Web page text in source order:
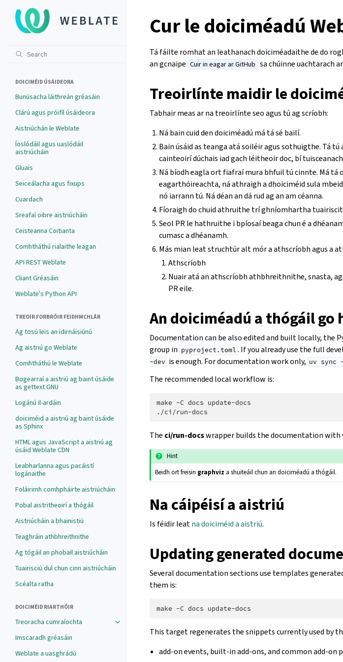
DOICIMÉID ÚSÁIDEORA
Bunúsacha láithreán gréasáin
Clárú agus próifíl úsáideora
Aistriúchán le Weblate
Íoslódáil agus uaslódáil
aistriúcháin
Gluais
Seiceálacha agus fixups
Cuardach
Sreafaí oibre aistriúcháin
Ceisteanna Coitianta
Comhtháthú rialaithe leagan
API REST Weblate
Cliant Gréasáin
Weblate's Python API
TREOIR FORBRÓIR FEIDHMCHLÁR
Ag tosú leis an idirnáisiúnú
Ag aistriú go Weblate
Comhtháthú le Weblate
Bogearraí a aistriú ag baint úsáide
as gettext GNU
Logánú il-ardáin
doiciméid a aistriú ag baint úsáide
as Sphinx
HTML agus JavaScript a aistriú ag
úsáid Weblate CDN
Leabharlanna agus pacáistí
logánaithe
Foláirimh comhpháirte aistriúcháin
Pobal aistritheoirí a thógáil
Aistriúcháin a bhainistiú
Teaghráin athbhreithnithe
Ag tógáil an phobail aistriúcháin
Tuairisciú dul chun cinn aistriúcháin
Scéalta ratha
DOICIMÉID RIARTHÓIR
Treoracha cumraíochta
Imscaradh gréasáin
Weblate a uasghrádú
Cur le doiciméadú
Tá fáilte romhat an leathanach doiciméadaithe de do
an gcnaipe Cuir in eagar ar GitHub sa chúinne uachtarach
Treoirlínte maidir le
Tabhair meas ar na treoirlínte seo agus tú ag scríobh:
Ná bain cuid den doiciméadú má tá sé bailí.
Bain úsáid as teanga atá soiléir agus sothuigthe. Tá
cainteoirí dúchais iad gach léitheoir doc, bí
Ná bíodh eagla ort fiafraí mura bhfuil tú cinnte. Má tá
eagarthóireachta, ná athraigh a dhoiciméid sula
nó iarrann tú. Ná déan an dá rud ag an am céanna.
Fíoraigh do chuid athruithe trí ghníomhartha
Seol PR le hathruithe i bpíosaí beaga chun é a
cumasc a dhéanamh.
Más mian leat struchtúr alt mór a athscríobh agus a
Athscríobh
Nuair atá an athscríobh athbhreithnithe, snasta,
PR eile.
An doiciméadú a thógáil
Documentation can be also edited and built locally, the
group in pyproject.toml . If you already use the full
-dev is enough. For documentation work only, uv sync
The recommended local workflow is:
make -C docs update-docs
The ci/run-docswrapper builds the documentation with
Hint
Beidh ort freisin graphviz a shuiteáil chun an doiciméadú a thógáil.
Na cáipéisí a aistriú
Is féidir leatna doiciméid a aistriú.
Updating generated
Several documentation sections use templates
them is:
make -C docs
This target regenerates the snippets currently used by
add-on events, built-in add-ons, and common add-on